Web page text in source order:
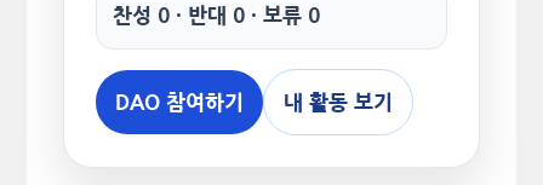
찬성 0 · 반대 0 · 보류 0
DAO 참여하기 내 활동 보기